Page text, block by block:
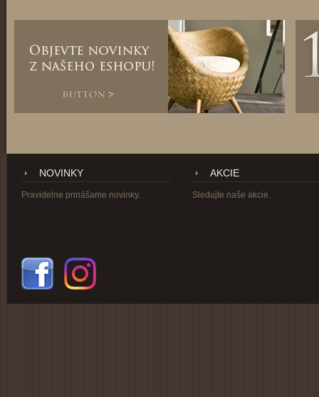
NOVINKY
Pravidelne prinášame novinky.
AKCIE
Sledujte naše akcie.